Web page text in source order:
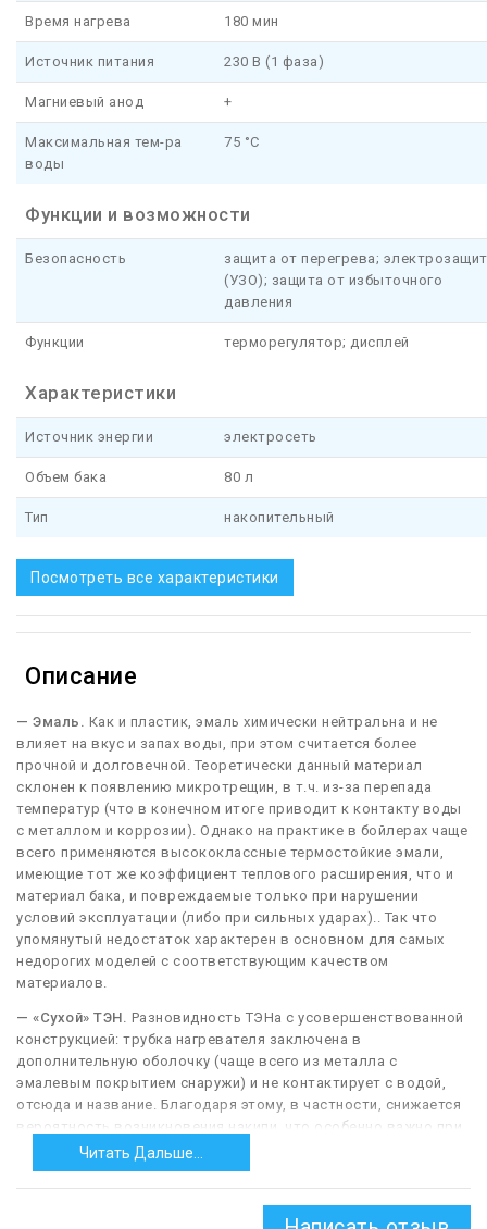
Время нагрева 180 мин
Источник питания 230 В (1 фаза)
Магниевый анод +
Максимальная тем-ра
воды
75 °C
Функции и возможности
Безопасность
защита от перегрева;
(УЗО); защита от избыточного
давления
Функции терморегулятор; дисплей
Характеристики
Источник энергии электросеть
Объем бака 80 л
Тип накопительный
Посмотреть все характеристики
Описание
— Эмаль. Как и пластик, эмаль химически нейтральна и не
влияет на вкус и запах воды, при этом считается более
прочной и долговечной. Теоретически данный материал
склонен к появлению микротрещин, в т.ч. из-за перепада
температур (что в конечном итоге приводит к контакту воды
с металлом и коррозии). Однако на практике в бойлерах чаще
всего применяются высококлассные термостойкие эмали,
имеющие тот же коэффициент теплового расширения, что и
материал бака, и повреждаемые только при нарушении
условий эксплуатации (либо при сильных ударах).. Так что
упомянутый недостаток характерен в основном для самых
недорогих моделей с соответствующим качеством
материалов.
— «Сухой» ТЭН. Разновидность ТЭНа с усовершенствованной
конструкцией: трубка нагревателя заключена в
дополнительную оболочку (чаще всего из металла с
эмалевым покрытием снаружи) и не контактирует с водой,
отсюда и название. Благодаря этому, в частности, снижается
вероятность возникновения накипи, что особенно важно при
работе с «жесткой» водой. Также замена таких элементов
ощутимо проще, чем обычных. Из их недостатков можно
назвать довольно высокую стоимость.
Читать Дальше...